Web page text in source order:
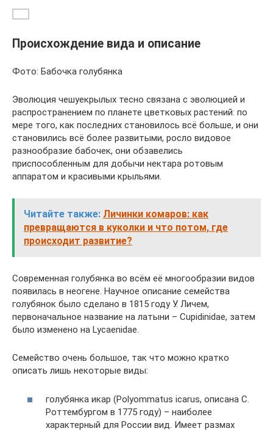
Происхождение вида и описание
Фото: Бабочка голубянка
Эволюция чешуекрылых тесно связана с эволюцией и
распространением по планете цветковых растений: по
мере того, как последних становилось всё больше, и они
становились всё более развитыми, росло видовое
разнообразие бабочек, они обзавелись
приспособленным для добычи нектара ротовым
аппаратом и красивыми крыльями.
Читайте также: Личинки комаров: как
превращаются в куколки и что потом, где
происходит развитие?
Современная голубянка во всём её многообразии видов
появилась в неогене. Научное описание семейства
голубянок было сделано в 1815 году У. Личем,
первоначальное название на латыни – Cupidinidae, затем
было изменено на Lycaenidae.
Семейство очень большое, так что можно кратко
описать лишь некоторые виды:
голубянка икар (Polyommatus icarus, описана С.
Роттембургом в 1775 году) – наиболее
характерный для России вид. Имеет размах